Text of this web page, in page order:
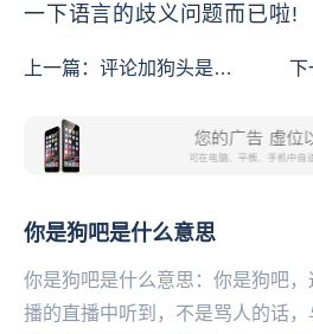
一下语言的歧义问题而已啦!
上一篇： 评论加狗头是什
下
你是狗吧是什么意思
你是狗吧是什么意思：你是狗吧
播的直播中听到，不是骂人的话，